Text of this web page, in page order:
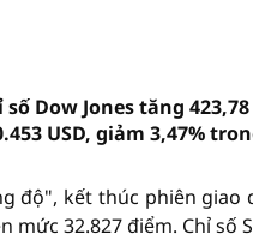
Dow Jones tăng
USD, giảm 3,47%
độ", kết thúc phiên giao
32.827 điểm. Chỉ số